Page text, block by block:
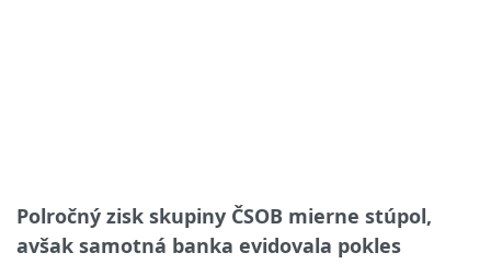
Polročný zisk skupiny ČSOB mierne stúpol,
avšak samotná banka evidovala pokles